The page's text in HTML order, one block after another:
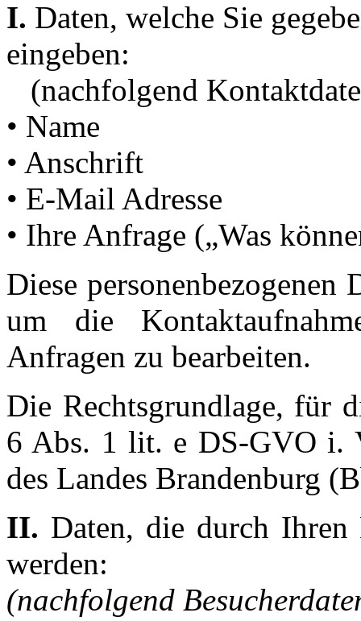
I. Daten, welche Sie
eingeben:
(nachfolgend
• Name
• Anschrift
• E-Mail Adresse
• Ihre Anfrage („Was
Diese personenbezogenen
um die
Anfragen zu bearbeiten.
Die Rechtsgrundlage, für
6 Abs. 1 lit. e DS-GVO i.
des Landes Brandenburg
II. Daten, die durch Ihren
werden:
(nachfolgend